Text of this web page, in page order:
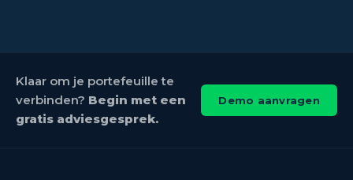
Klaar om je portefeuille te
verbinden? Begin met een
gratis adviesgesprek.
Demo aanvragen